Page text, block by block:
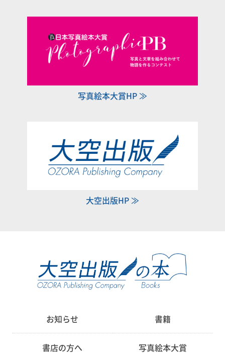
写真絵本大賞HP ≫
大空出版HP ≫
お知らせ 書籍
書店の方へ 写真絵本大賞